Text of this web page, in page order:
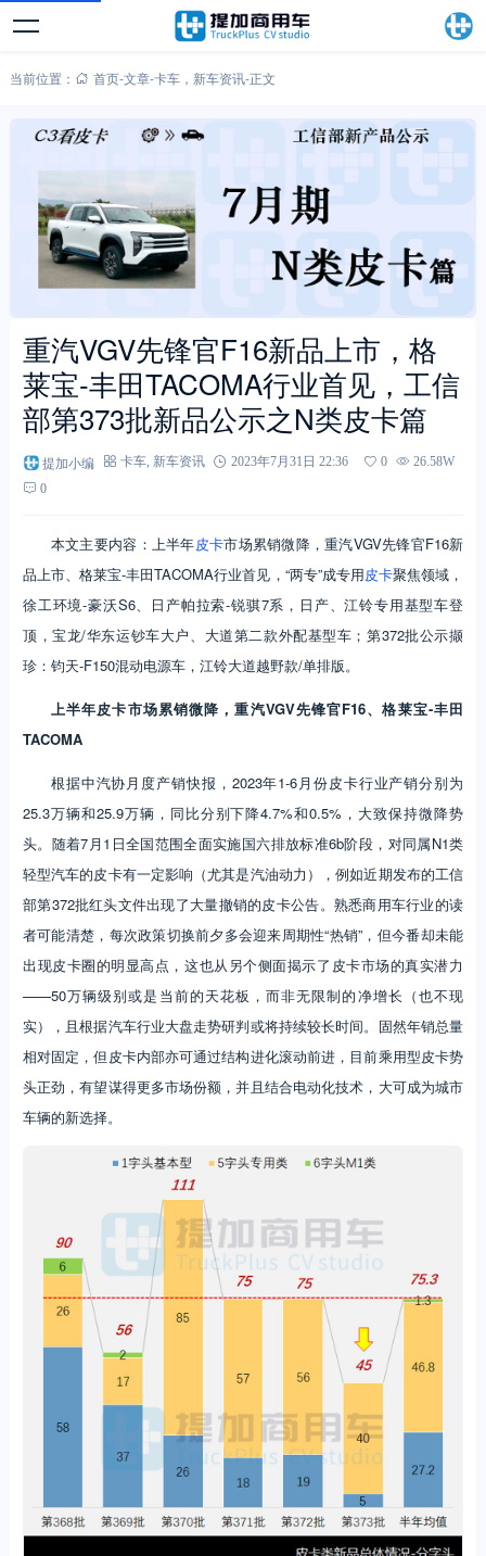
当前位置： 首页-文章-卡车， 新车资讯-正文
重汽VGV先锋官F16新品上市，格
莱宝-丰田TACOMA行业首见，工信
部第373批新品公示之N类皮卡篇
提加小编 卡车, 新车资讯 2023年7月31日 22:36 0
26.58W
0
本文主要内容：上半年皮卡市场累销微降，重汽VGV先锋官F16新
品上市、格莱宝-丰田TACOMA行业首见，“两专”成专用皮卡聚焦领域，
徐工环境-豪沃S6、日产帕拉索-锐骐7系，日产、江铃专用基型车登
顶，宝龙/华东运钞车大户、大道第二款外配基型车；第372批公示撷
珍：钧天-F150混动电源车，江铃大道越野款/单排版。
上半年皮卡市场累销微降，重汽VGV先锋官F16、格莱宝-丰田
TACOMA
根据中汽协月度产销快报，2023年1-6月份皮卡行业产销分别为
25.3万辆和25.9万辆，同比分别下降4.7%和0.5%，大致保持微降势
头。随着7月1日全国范围全面实施国六排放标准6b阶段，对同属N1类
轻型汽车的皮卡有一定影响（尤其是汽油动力），例如近期发布的工信
部第372批红头文件出现了大量撤销的皮卡公告。熟悉商用车行业的读
者可能清楚，每次政策切换前夕多会迎来周期性“热销”，但今番却未能
出现皮卡圈的明显高点，这也从另个侧面揭示了皮卡市场的真实潜力
——50万辆级别或是当前的天花板，而非无限制的净增长（也不现
实），且根据汽车行业大盘走势研判或将持续较长时间。固然年销总量
相对固定，但皮卡内部亦可通过结构进化滚动前进，目前乘用型皮卡势
头正劲，有望谋得更多市场份额，并且结合电动化技术，大可成为城市
车辆的新选择。